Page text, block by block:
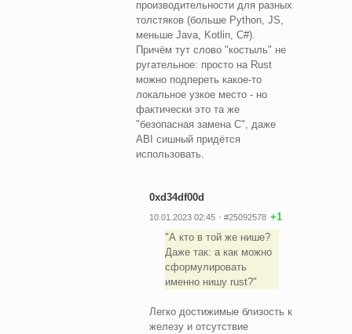
производительности для разных
толстяков (больше Python, JS,
меньше Java, Kotlin, C#).
Причём тут слово "костыль" не
ругательное: просто на Rust
можно подпереть какое-то
локальное узкое место - но
фактически это та же
"безопасная замена C", даже
ABI сишный придётся
использовать.
0xd34df00d
10.01.2023 02:45 #25092578 +1
А кто в той же нише?
Даже так: а как можно
сформулировать
именно нишу rust?
Легко достижимые близость к
железу и отсутствие